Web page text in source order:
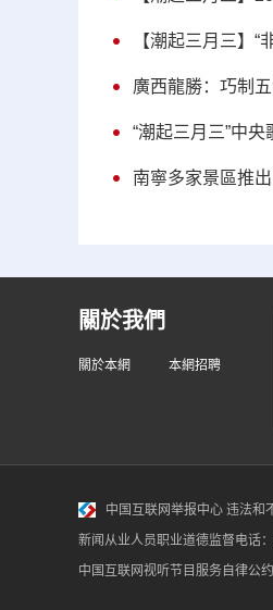
【潮起三月三】“
廣西龍勝：巧制
“潮起三月三”中
南寧多家景區推
關於我們
關於本網 本網招聘
中国互联网举报中心 违法和
新闻从业人员职业道德监督电话
中国互联网视听节目服务自律公约